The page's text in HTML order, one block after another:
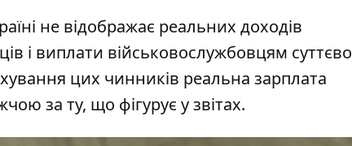
не відображає реальних доходів
і виплати військовослужбовцям суттєво
цих чинників реальна зарплата
за ту, що фігурує у звітах.